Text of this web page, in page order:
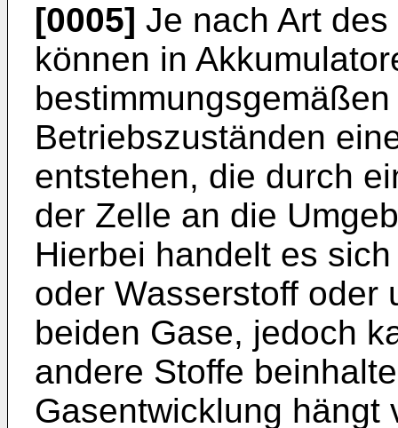
[0005] Je nach Art
können in
Betriebszuständen
entstehen, die durch
der Zelle an die
Hierbei handelt es
oder Wasserstoff oder
beiden Gase, jedoch
andere Stoffe
Gasentwicklung hängt